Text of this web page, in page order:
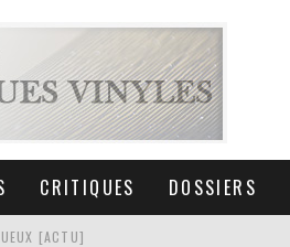
CRITIQUES DOSSIERS
[ACTU]